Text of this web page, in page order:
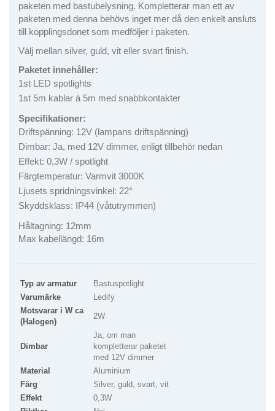
paketen med bastubelysning. Kompletterar man ett av
paketen med denna behövs inget mer då den enkelt ansluts
till kopplingsdonet som medföljer i paketen.
Välj mellan silver, guld, vit eller svart finish.
Paketet innehåller:
1st LED spotlights
1st 5m kablar á 5m med snabbkontakter
Specifikationer:
Driftspänning: 12V (lampans driftspänning)
Dimbar: Ja, med 12V dimmer, enligt tillbehör nedan
Effekt: 0,3W / spotlight
Färgtemperatur: Varmvit 3000K
Ljusets spridningsvinkel: 22°
Skyddsklass: IP44 (våtutrymmen)
Håltagning: 12mm
Max kabellängd: 16m
Typ av armatur
Bastuspotlight
Varumärke
Ledify
Motsvarar i W ca
(Halogen)
2W
Dimbar
Ja, om man
kompletterar paketet
med 12V dimmer
Material
Aluminium
Färg
Silver, guld, svart, vit
Effekt
0,3W